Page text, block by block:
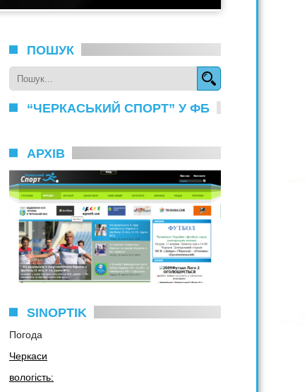
ПОШУК
“ЧЕРКАСЬКИЙ СПОРТ” У ФБ
АРХІВ
SINOPTIK
Погода
Черкаси
вологість: